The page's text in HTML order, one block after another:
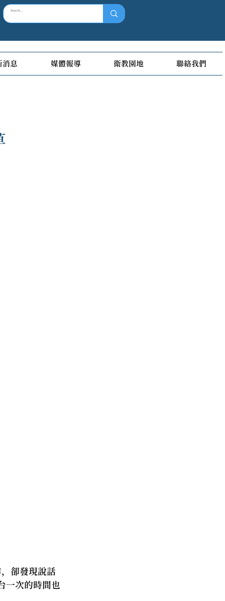
消息 媒體報導 衛教園地 聯絡我們
卻發現說話
一次的時間也